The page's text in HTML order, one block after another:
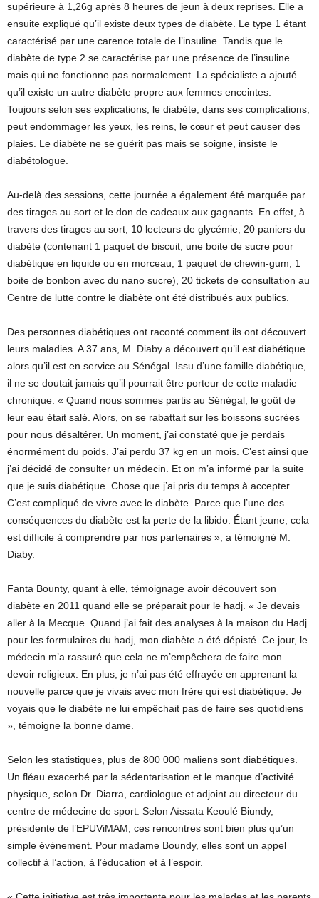
supérieure à 1,26g après 8 heures de jeun à deux reprises. Elle a
ensuite expliqué qu’il existe deux types de diabète. Le type 1 étant
caractérisé par une carence totale de l’insuline. Tandis que le
diabète de type 2 se caractérise par une présence de l’insuline
mais qui ne fonctionne pas normalement. La spécialiste a ajouté
qu’il existe un autre diabète propre aux femmes enceintes.
Toujours selon ses explications, le diabète, dans ses complications,
peut endommager les yeux, les reins, le cœur et peut causer des
plaies. Le diabète ne se guérit pas mais se soigne, insiste le
diabétologue.
Au-delà des sessions, cette journée a également été marquée par
des tirages au sort et le don de cadeaux aux gagnants. En effet, à
travers des tirages au sort, 10 lecteurs de glycémie, 20 paniers du
diabète (contenant 1 paquet de biscuit, une boite de sucre pour
diabétique en liquide ou en morceau, 1 paquet de chewin-gum, 1
boite de bonbon avec du nano sucre), 20 tickets de consultation au
Centre de lutte contre le diabète ont été distribués aux publics.
Des personnes diabétiques ont raconté comment ils ont découvert
leurs maladies. A 37 ans, M. Diaby a découvert qu’il est diabétique
alors qu’il est en service au Sénégal. Issu d’une famille diabétique,
il ne se doutait jamais qu’il pourrait être porteur de cette maladie
chronique. « Quand nous sommes partis au Sénégal, le goût de
leur eau était salé. Alors, on se rabattait sur les boissons sucrées
pour nous désaltérer. Un moment, j’ai constaté que je perdais
énormément du poids. J’ai perdu 37 kg en un mois. C’est ainsi que
j’ai décidé de consulter un médecin. Et on m’a informé par la suite
que je suis diabétique. Chose que j’ai pris du temps à accepter.
C’est compliqué de vivre avec le diabète. Parce que l’une des
conséquences du diabète est la perte de la libido. Étant jeune, cela
est difficile à comprendre par nos partenaires », a témoigné M.
Diaby.
Fanta Bounty, quant à elle, témoignage avoir découvert son
diabète en 2011 quand elle se préparait pour le hadj. « Je devais
aller à la Mecque. Quand j’ai fait des analyses à la maison du Hadj
pour les formulaires du hadj, mon diabète a été dépisté. Ce jour, le
médecin m’a rassuré que cela ne m’empêchera de faire mon
devoir religieux. En plus, je n’ai pas été effrayée en apprenant la
nouvelle parce que je vivais avec mon frère qui est diabétique. Je
voyais que le diabète ne lui empêchait pas de faire ses quotidiens
», témoigne la bonne dame.
Selon les statistiques, plus de 800 000 maliens sont diabétiques.
Un fléau exacerbé par la sédentarisation et le manque d’activité
physique, selon Dr. Diarra, cardiologue et adjoint au directeur du
centre de médecine de sport. Selon Aïssata Keoulé Biundy,
présidente de l’EPUViMAM, ces rencontres sont bien plus qu’un
simple évènement. Pour madame Boundy, elles sont un appel
collectif à l’action, à l’éducation et à l’espoir.